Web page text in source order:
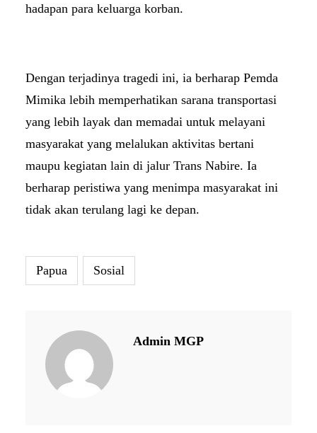
hadapan para keluarga korban.
Dengan terjadinya tragedi ini, ia berharap Pemda
Mimika lebih memperhatikan sarana transportasi
yang lebih layak dan memadai untuk melayani
masyarakat yang melalukan aktivitas bertani
maupu kegiatan lain di jalur Trans Nabire. Ia
berharap peristiwa yang menimpa masyarakat ini
tidak akan terulang lagi ke depan.
Papua Sosial
Admin MGP